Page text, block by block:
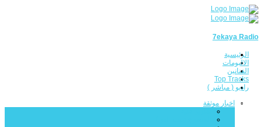
7ekaya Radio
الرئيسية
الالبومات
الفنانين
Top Tracks
راديو ( مباشر )
اخبار موثقة